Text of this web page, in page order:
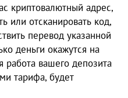
криптовалютный адрес,
или отсканировать код,
перевод указанной
деньги окажутся на
работа вашего депозита
тарифа, будет